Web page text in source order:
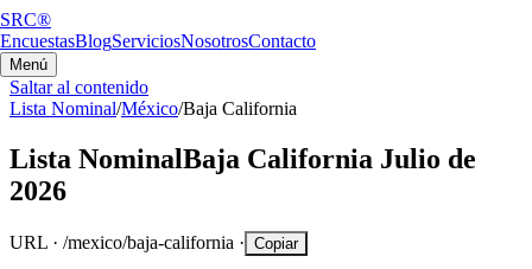
SRC®
EncuestasBlogServiciosNosotrosContacto
Menú
Saltar al contenido
Lista Nominal/México/Baja California
Lista NominalBaja California Julio de
2026
URL · /mexico/baja-california · Copiar